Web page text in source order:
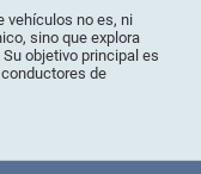
vehículos no es, ni
sino que explora
objetivo principal es
de